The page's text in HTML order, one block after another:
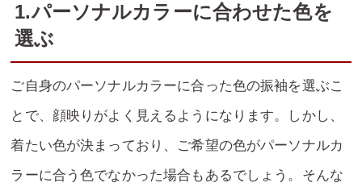
1.パーソナルカラーに合わせた色を
選ぶ
ご自身のパーソナルカラーに合った色の振袖を選ぶこ
とで、顔映りがよく見えるようになります。しかし、
着たい色が決まっており、ご希望の色がパーソナルカ
ラーに合う色でなかった場合もあるでしょう。そんな